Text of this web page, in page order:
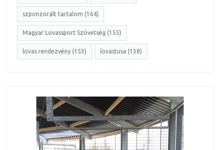
szponzorált tartalom (164)
Magyar Lovassport Szövetség (155)
lovas rendezvény (153) lovastusa (138)